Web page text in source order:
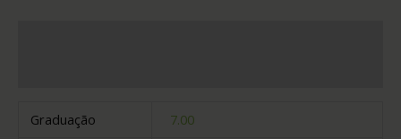
Graduação
7.00